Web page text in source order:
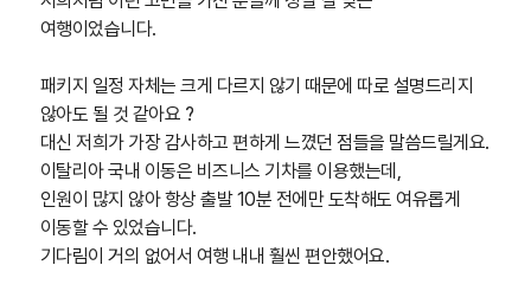
여행이었습니다.
패키지 일정 자체는 크게 다르지 않기 때문에 따로 설명드리지
않아도 될 것 같아요 ?
대신 저희가 가장 감사하고 편하게 느꼈던 점들을 말씀드릴게요.
이탈리아 국내 이동은 비즈니스 기차를 이용했는데,
인원이 많지 않아 항상 출발 10분 전에만 도착해도 여유롭게
이동할 수 있었습니다.
기다림이 거의 없어서 여행 내내 훨씬 편안했어요.